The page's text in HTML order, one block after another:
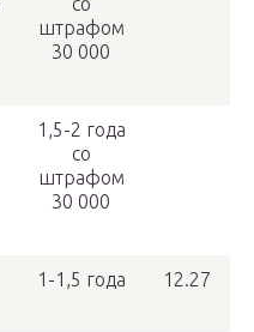
штрафом
30 000
1,5-2 года
со
штрафом
30 000
1-1,5 года 12.27